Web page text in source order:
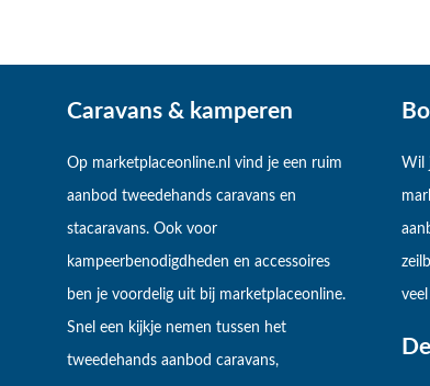
Caravans & kamperen
Op marketplaceonline.nl vind je een ruim
aanbod tweedehands caravans en
stacaravans. Ook voor
kampeerbenodigdheden en accessoires
ben je voordelig uit bij marketplaceonline.
Snel een kijkje nemen tussen het
tweedehands aanbod caravans,
Wil